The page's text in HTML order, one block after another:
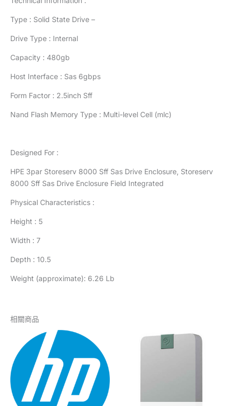
Type : Solid State Drive –
Drive Type : Internal
Capacity : 480gb
Host Interface : Sas 6gbps
Form Factor : 2.5inch Sff
Nand Flash Memory Type : Multi-level Cell (mlc)
Designed For :
HPE 3par Storeserv 8000 Sff Sas Drive Enclosure, Storeserv
8000 Sff Sas Drive Enclosure Field Integrated
Physical Characteristics :
Height : 5
Width : 7
Depth : 10.5
Weight (approximate): 6.26 Lb
相關商品